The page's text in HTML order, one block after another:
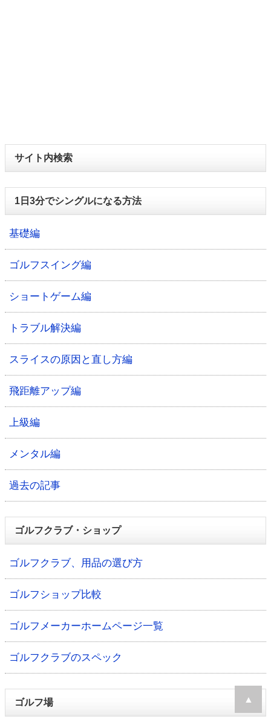
サイト内検索
1日3分でシングルになる方法
基礎編
ゴルフスイング編
ショートゲーム編
トラブル解決編
スライスの原因と直し方編
飛距離アップ編
上級編
メンタル編
過去の記事
ゴルフクラブ・ショップ
ゴルフクラブ、用品の選び方
ゴルフショップ比較
ゴルフメーカーホームページ一覧
ゴルフクラブのスペック
ゴルフ場 ▲